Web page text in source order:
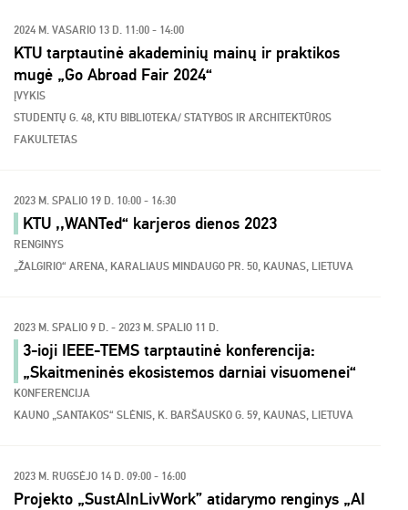
2024 M. VASARIO 13 D. 11:00 - 14:00
KTU tarptautinė akademinių mainų ir praktikos
mugė „Go Abroad Fair 2024“
ĮVYKIS
STUDENTŲ G. 48, KTU BIBLIOTEKA/ STATYBOS IR ARCHITEKTŪROS
FAKULTETAS
2023 M. SPALIO 19 D. 10:00 - 16:30
KTU ,,WANTed“ karjeros dienos 2023
RENGINYS
„ŽALGIRIO“ ARENA, KARALIAUS MINDAUGO PR. 50, KAUNAS, LIETUVA
2023 M. SPALIO 9 D. - 2023 M. SPALIO 11 D.
3-ioji IEEE-TEMS tarptautinė konferencija:
„Skaitmeninės ekosistemos darniai visuomenei“
KONFERENCIJA
KAUNO „SANTAKOS“ SLĖNIS, K. BARŠAUSKO G. 59, KAUNAS, LIETUVA
2023 M. RUGSĖJO 14 D. 09:00 - 16:00
Projekto „SustAInLivWork” atidarymo renginys „AI